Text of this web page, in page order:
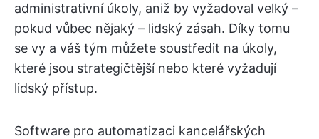
administrativní úkoly, aniž by vyžadoval velký –
pokud vůbec nějaký – lidský zásah. Díky tomu
se vy a váš tým můžete soustředit na úkoly,
které jsou strategičtější nebo které vyžadují
lidský přístup.
Software pro automatizaci kancelářských